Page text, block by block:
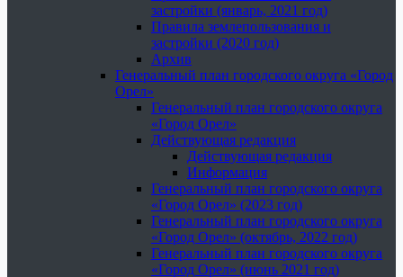
застройки (январь, 2021 год)
Правила землепользования и
застройки (2020 год)
Архив
Генеральный план городского округа «Город
Орел»
Генеральный план городского округа
«Город Орел»
Действующая редакция
Действующая редакция
Информация
Генеральный план городского округа
«Город Орел» (2023 год)
Генеральный план городского округа
«Город Орел» (октябрь, 2022 год)
Генеральный план городского округа
«Город Орел» (июнь 2021 год)